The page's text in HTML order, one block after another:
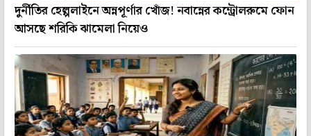
দুর্নীতির হেল্পলাইনে অন্নপূর্ণার খোঁজ! নবান্নের কন্ট্রোলরুমে ফোন
আসছে শরিকি ঝামেলা নিয়েও